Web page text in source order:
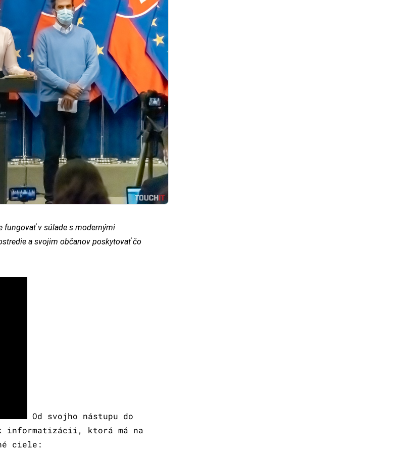
fungovať v súlade s modernými
a svojim občanov poskytovať čo
Od svojho nástupu do
informatizácii, ktorá má na
ciele: